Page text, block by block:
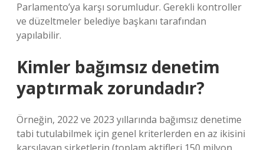
Parlamento’ya karşı sorumludur. Gerekli kontroller
ve düzeltmeler belediye başkanı tarafından
yapılabilir.
Kimler bağımsız denetim
yaptırmak zorundadır?
Örneğin, 2022 ve 2023 yıllarında bağımsız denetime
tabi tutulabilmek için genel kriterlerden en az ikisini